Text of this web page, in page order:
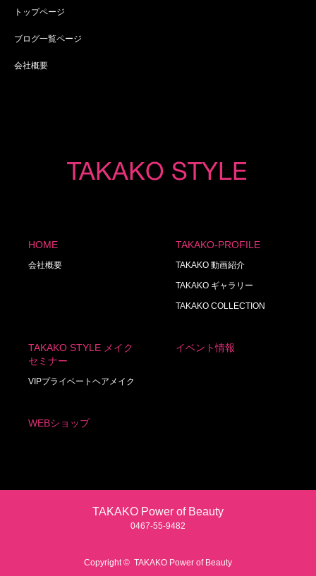
トップページ
ブログ一覧ページ
会社概要
HOME
会社概要
TAKAKO-PROFILE
TAKAKO 動画紹介
TAKAKO ギャラリー
TAKAKO COLLECTION
TAKAKO STYLE メイク
セミナー
VIPプライベートヘアメイク
イベント情報
WEBショップ
TAKAKO Power of Beauty
0467‐55‐9482
Copyright © TAKAKO Power of Beauty